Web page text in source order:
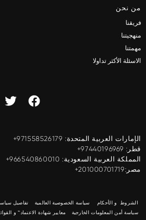
من نحن
فريقنا
منهجيتنا
مهمتنا
الاسئلة الأكثر تداولا
الإمارات العربية المتحدة: ‎+971558526179
قطر: ‎+97440196969
المملكة العربية السعودية: ‎+966540860010
مصر:201000701719+
الشروط و الأحكام سياسة الخصوصية العالمية
تفاصيل
سياسة أمن المعلومات الخارجية
معايير شهادة الاعتماد™ و